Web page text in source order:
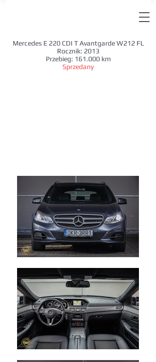
Mercedes E 220 CDI T Avantgarde W212 FL
Rocznik: 2013
Przebieg: 161.000 km
Sprzedany